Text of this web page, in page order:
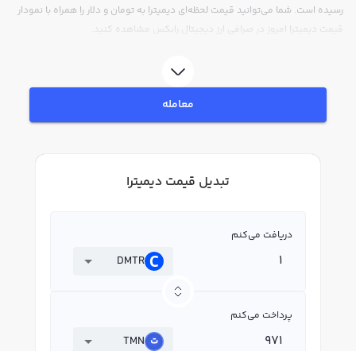
رسیده است. شما می‌توانید قیمت لحظه‌ای دیمیترا به تومان و دلار را همراه با نمودار
قیمت دیمیترا امروز در صرافی ارز دیجیتال رابکس مشاهده کنید.
معامله
تبدیل قیمت دیمیترا
دریافت می‌کنم
DMTR
پرداخت می‌کنم
TMN